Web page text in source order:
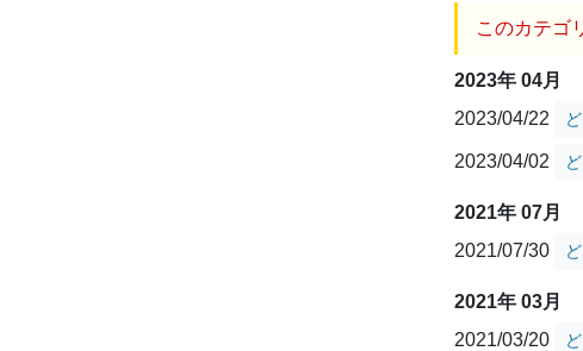
このカテゴ
2023年 04月
2023/04/22
2023/04/02
2021年 07月
2021/07/30
2021年 03月
2021/03/20